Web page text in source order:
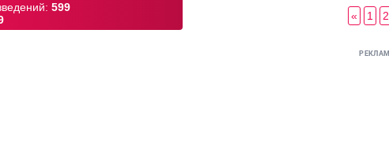
:599
« 1 2